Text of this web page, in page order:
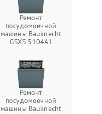
Ремонт
посудомоечной
машины Bauknecht
GSXS 5104A1
Ремонт
посудомоечной
машины Bauknecht